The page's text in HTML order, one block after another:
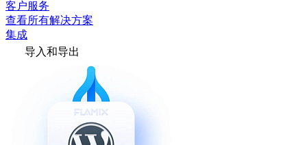
客户服务
查看所有解决方案
集成
导入和导出